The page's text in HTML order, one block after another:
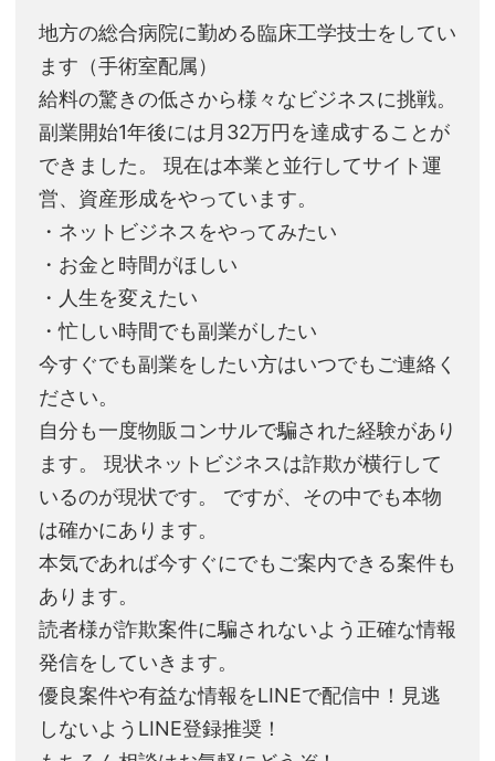
地方の総合病院に勤める臨床工学技士をしてい
ます（手術室配属）
給料の驚きの低さから様々なビジネスに挑戦。
副業開始1年後には月32万円を達成することが
できました。 現在は本業と並行してサイト運
営、資産形成をやっています。
・ネットビジネスをやってみたい
・お金と時間がほしい
・人生を変えたい
・忙しい時間でも副業がしたい
今すぐでも副業をしたい方はいつでもご連絡く
ださい。
自分も一度物販コンサルで騙された経験があり
ます。 現状ネットビジネスは詐欺が横行して
いるのが現状です。 ですが、その中でも本物
は確かにあります。
本気であれば今すぐにでもご案内できる案件も
あります。
読者様が詐欺案件に騙されないよう正確な情報
発信をしていきます。
優良案件や有益な情報をLINEで配信中！見逃
しないようLINE登録推奨！